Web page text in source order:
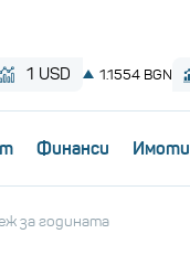
Финанси Имоти
за годината